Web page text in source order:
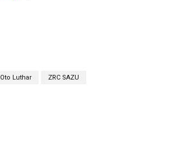
Oto Luthar ZRC SAZU